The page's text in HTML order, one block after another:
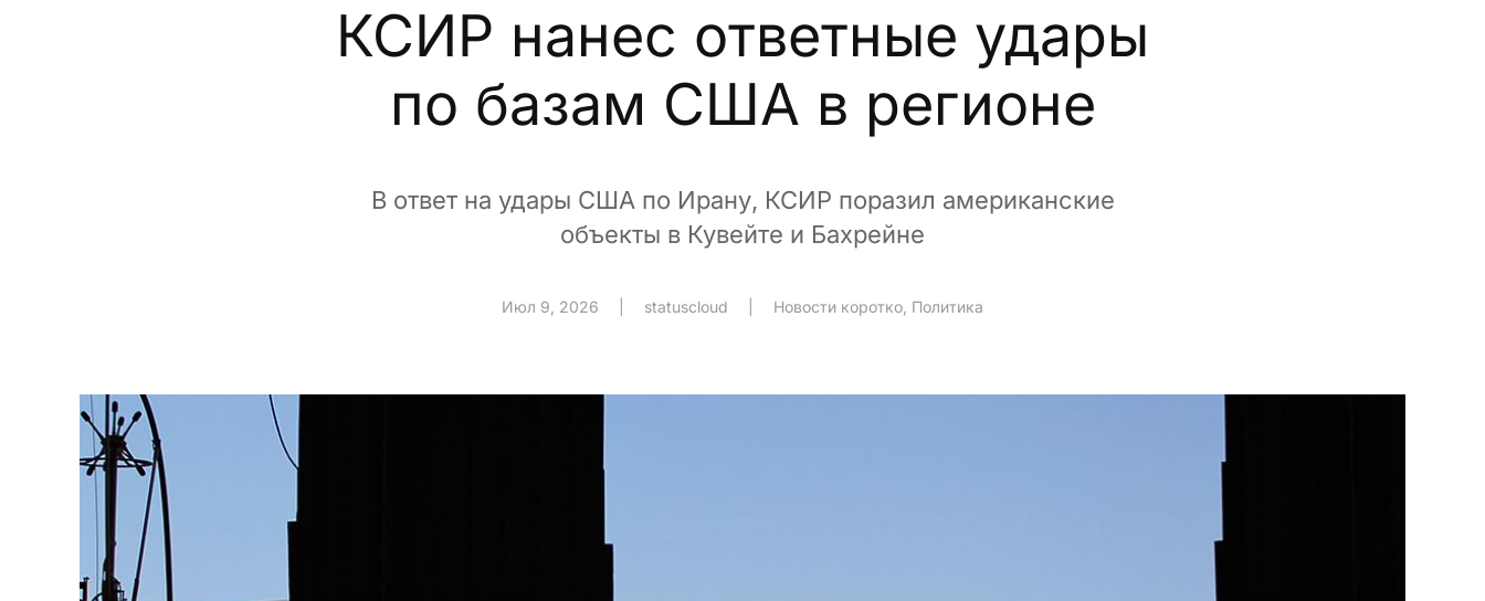
КСИР нанес ответные удары
по базам США в регионе
В ответ на удары США по Ирану, КСИР поразил американские
объекты в Кувейте и Бахрейне
Июл 9, 2026 statuscloud Новости коротко Политика